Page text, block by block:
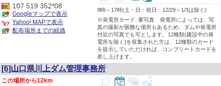
9時～17時(土・日・祝日・12/29～1/3は除く)
※発電所カード: 要写真 発電所によっては、写
真の撮影が困難な場所もあるため、ダムや発電所
付近の写真でも可とします。12種類(建設中の発
電所を除く)を収集された方は、12種類のカード
を提示していただければ、コンプリートカードを
差し上げます。
107 519 352*08
Googleマップで表示
Yahoo! MAPで表示
配布場所までの経路
[6]山口県川上ダム管理事務所
12km